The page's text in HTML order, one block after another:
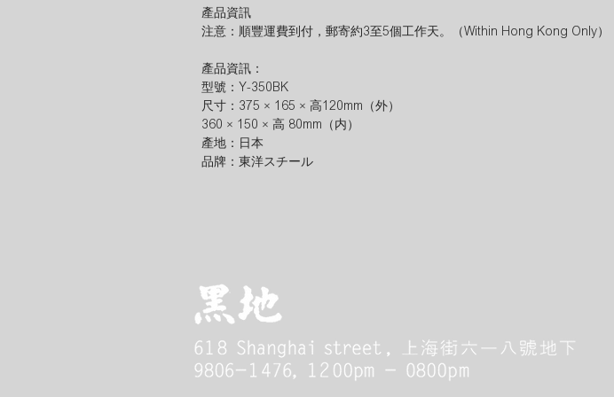
產品資訊
注意：順豐運費到付，郵寄約3至5個工作天。（Within Hong Kong Only）
產品資訊：
型號：Y-350BK
尺寸：375 × 165 × 高120mm（外）
360 × 150 × 高 80mm（内）
產地：日本
品牌：東洋スチール